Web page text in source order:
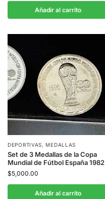
Añadir al carrito
DEPORTIVAS,MEDALLAS
Set de 3 Medallas de la Copa
Mundial de Fútbol España 1982
$5,000.00
Añadir al carrito